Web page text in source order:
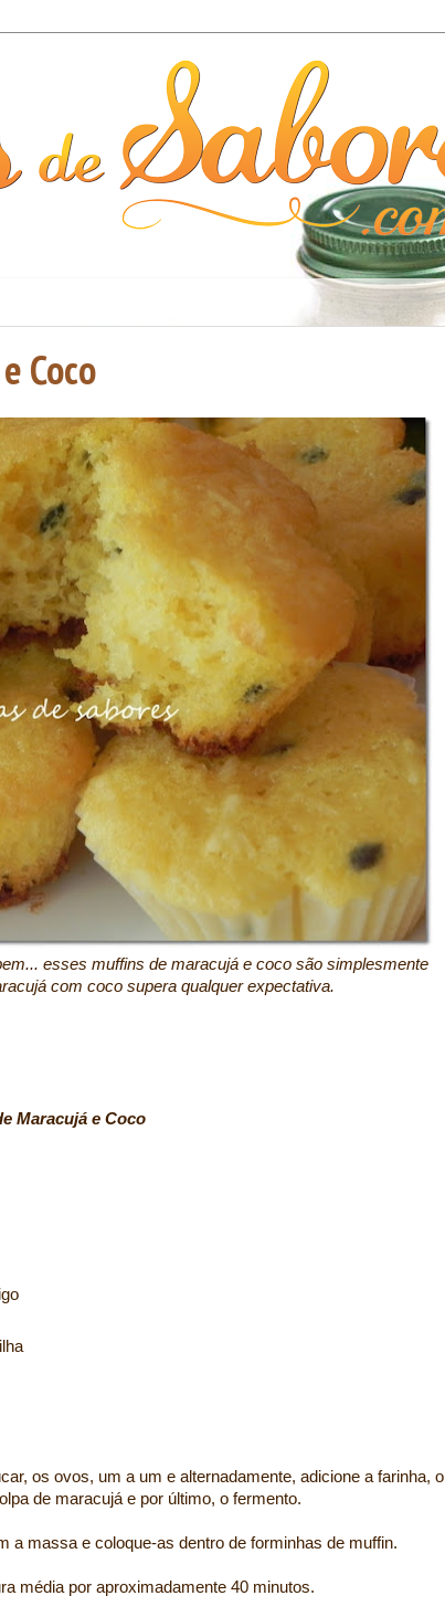
Coco
esses muffins de maracujá e coco são simplesmente
com coco supera qualquer expectativa.
e Coco
os ovos, um a um e alternadamente, adicione a farinha, o
de maracujá e por último, o fermento.
a massa e coloque-as dentro de forminhas de muffin.
média por aproximadamente 40 minutos.